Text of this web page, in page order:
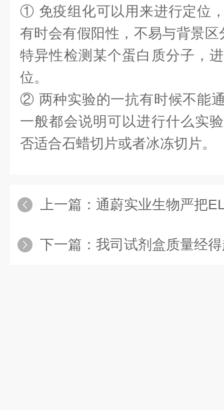
① 免疫组化可以用来进行定位
有时会有假阳性，不易与背景
特异性检测某个蛋白质分子，
位。
② 两种实验的一抗有时候不能
一般都会说明可以进行什么实
否适合石蜡切片或者冰冻切片。
上一篇： 通蔚实业生物严把ELISA试
下一篇： 我司试剂盒质量经